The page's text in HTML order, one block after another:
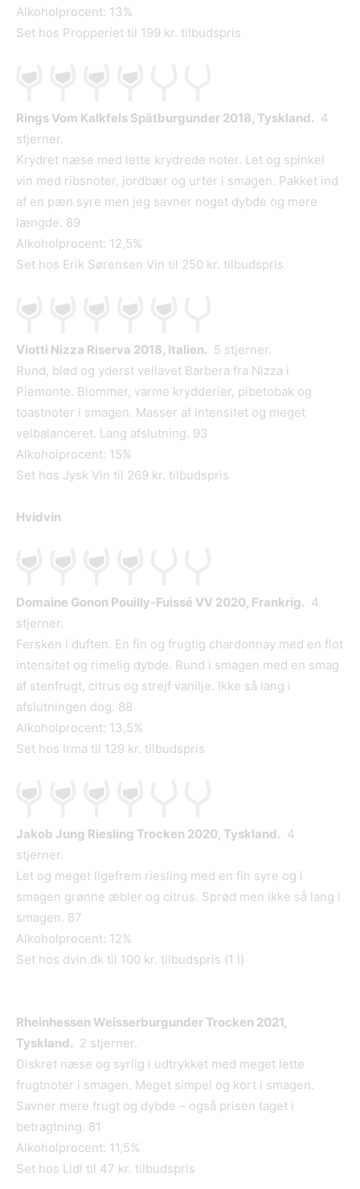
Alkoholprocent: 13%
Set hos Propperiet til 199 kr. tilbudspris
Rings Vom Kalkfels Spätburgunder 2018, Tyskland. 4
stjerner.
Krydret næse med lette krydrede noter. Let og spinkel
vin med ribsnoter, jordbær og urter i smagen. Pakket ind
af en pæn syre men jeg savner noget dybde og mere
længde. 89
Alkoholprocent: 12,5%
Set hos Erik Sørensen Vin til 250 kr. tilbudspris
Viotti Nizza Riserva 2018, Italien. 5 stjerner.
Rund, blød og yderst vellavet Barbera fra Nizza i
Piemonte. Blommer, varme krydderier, pibetobak og
toastnoter i smagen. Masser af intensitet og meget
velbalanceret. Lang afslutning. 93
Alkoholprocent: 15%
Set hos Jysk Vin til 269 kr. tilbudspris
Hvidvin
Domaine Gonon Pouilly-Fuissé VV 2020, Frankrig. 4
stjerner.
Fersken i duften. En fin og frugtig chardonnay med en flot
intensitet og rimelig dybde. Rund i smagen med en smag
af stenfrugt, citrus og strejf vanilje. Ikke så lang i
afslutningen dog. 88
Alkoholprocent: 13,5%
Set hos Irma til 129 kr. tilbudspris
Jakob Jung Riesling Trocken 2020, Tyskland. 4
stjerner.
Let og meget ligefrem riesling med en fin syre og i
smagen grønne æbler og citrus. Sprød men ikke så lang i
smagen. 87
Alkoholprocent: 12%
Set hos dvin.dk til 100 kr. tilbudspris (1 l)
Rheinhessen Weisserburgunder Trocken 2021,
Tyskland. 2 stjerner.
Diskret næse og syrlig i udtrykket med meget lette
frugtnoter i smagen. Meget simpel og kort i smagen.
Savner mere frugt og dybde – også prisen taget i
betragtning. 81
Alkoholprocent: 11,5%
Set hos Lidl til 47 kr. tilbudspris